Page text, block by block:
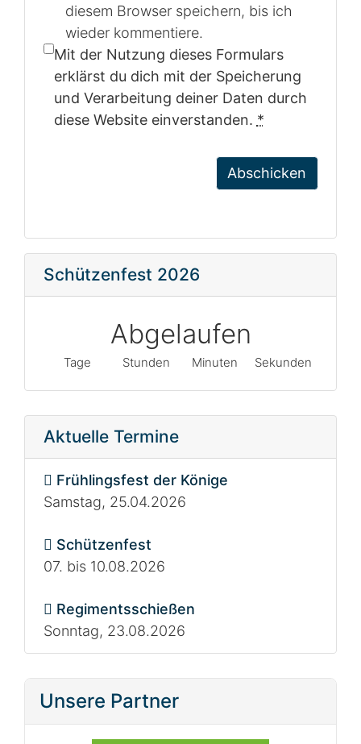
diesem Browser speichern, bis ich
wieder kommentiere.
Mit der Nutzung dieses Formulars
erklärst du dich mit der Speicherung
und Verarbeitung deiner Daten durch
diese Website einverstanden. *
Schützenfest 2026
Abgelaufen
Tage Stunden Minuten Sekunden
Aktuelle Termine
Frühlingsfest der Könige
Samstag, 25.04.2026
Schützenfest
07. bis 10.08.2026
Regimentsschießen
Sonntag, 23.08.2026
Unsere Partner